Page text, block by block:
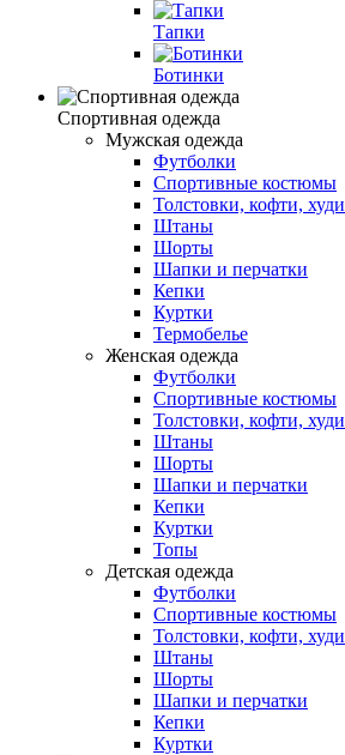
Тапки
Ботинки
Спортивная одежда
Мужская одежда
Футболки
Спортивные костюмы
Толстовки, кофти, худи
Штаны
Шорты
Шапки и перчатки
Кепки
Куртки
Термобелье
Женская одежда
Футболки
Спортивные костюмы
Толстовки, кофти, худи
Штаны
Шорты
Шапки и перчатки
Кепки
Куртки
Топы
Детская одежда
Футболки
Спортивные костюмы
Толстовки, кофти, худи
Штаны
Шорты
Шапки и перчатки
Кепки
Куртки